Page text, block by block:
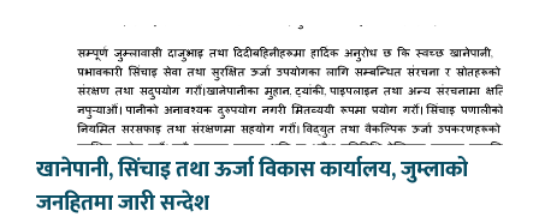
खानेपानी, सिंचाइ तथा ऊर्जा विकास कार्यालय, जुम्लाको
जनहितमा जारी सन्देश